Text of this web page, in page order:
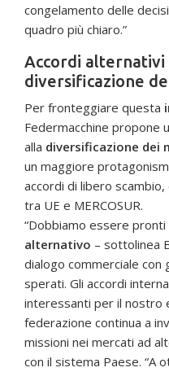
congelamento delle
quadro più chiaro.”
Accordi alternativi
diversificazione
Per fronteggiare questa
Federmacchine propone
alla diversificazione dei
un maggiore
accordi di libero scambio,
tra UE e MERCOSUR.
“Dobbiamo essere
alternativo – sottolinea
dialogo commerciale con
sperati. Gli accordi
interessanti per il nostro
federazione continua a
missioni nei mercati ad
con il sistema Paese. “A